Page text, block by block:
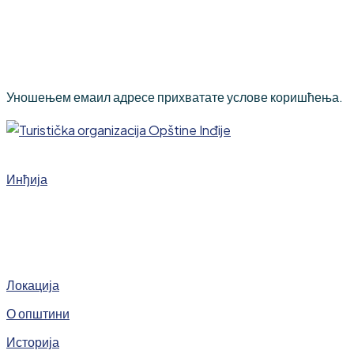
Уношењем емаил адресе прихватате услове коришћења.
Инђија
Локација
О општини
Историја